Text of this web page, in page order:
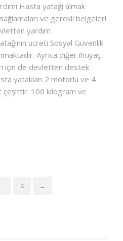
Hasta yatağı almak
ve gerekli belgeleri
yardım
ücreti Sosyal Güvenlik
Ayrıca diğer ihtiyaç
için de devletten destek
yatakları 2 motorlu ve 4
100 kilogram ve
6 →